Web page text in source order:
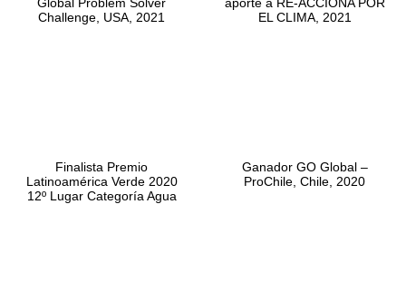
Challenge, USA, 2021
EL CLIMA, 2021
Finalista Premio
Latinoamérica Verde 2020
12º Lugar Categoría Agua
Ganador GO Global –
ProChile, Chile, 2020